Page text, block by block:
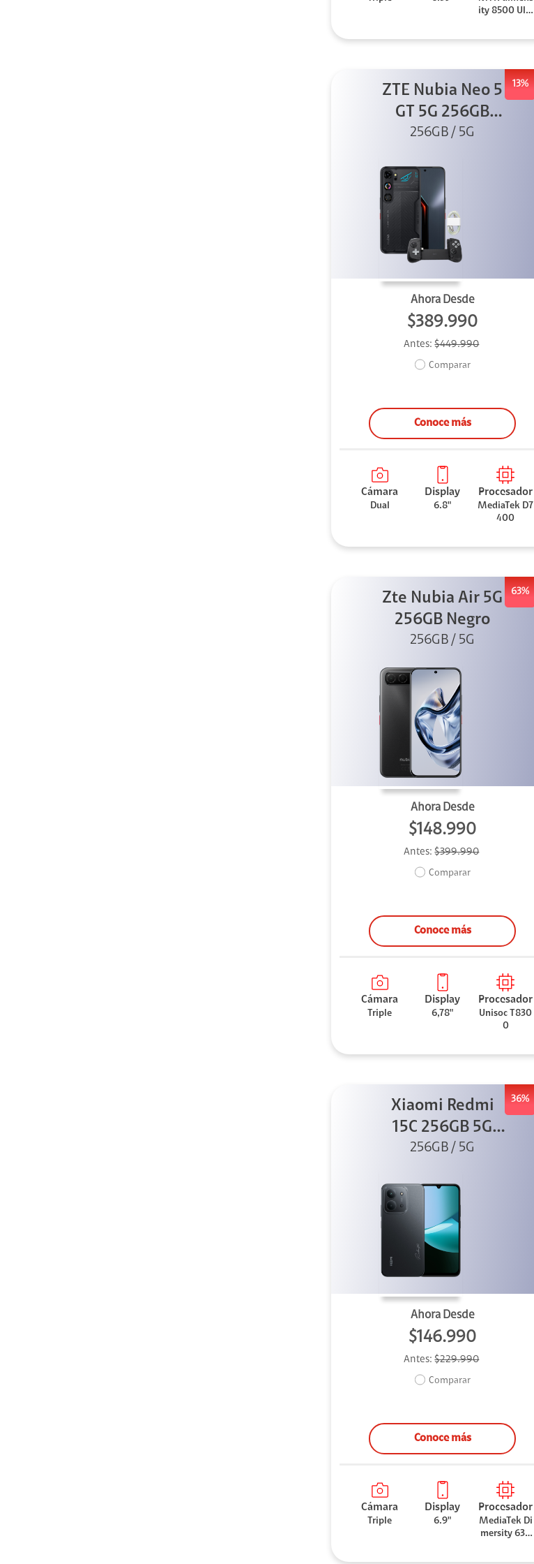
ity 8500 Ultr
13%
ZTE Nubia Neo 5
GT 5G 256GB
Negro + GPAD +
256GB / 5G
Ahora Desde
$389.990
Antes:$449.990
Comparar
Conoce más
Cámara
Dual
Display
6.8"
Procesador
MediaTek D7
400
63%
Zte Nubia Air 5G
256GB Negro
256GB / 5G
Ahora Desde
$148.990
Antes:$399.990
Comparar
Conoce más
Cámara
Triple
Display
6,78"
Procesador
Unisoc T830
0
36%
Xiaomi Redmi
15C 256GB 5G
Negro
256GB / 5G
Ahora Desde
$146.990
Antes:$229.990
Comparar
Conoce más
Cámara
Triple
Display
6.9"
Procesador
MediaTek Di
mersity 630